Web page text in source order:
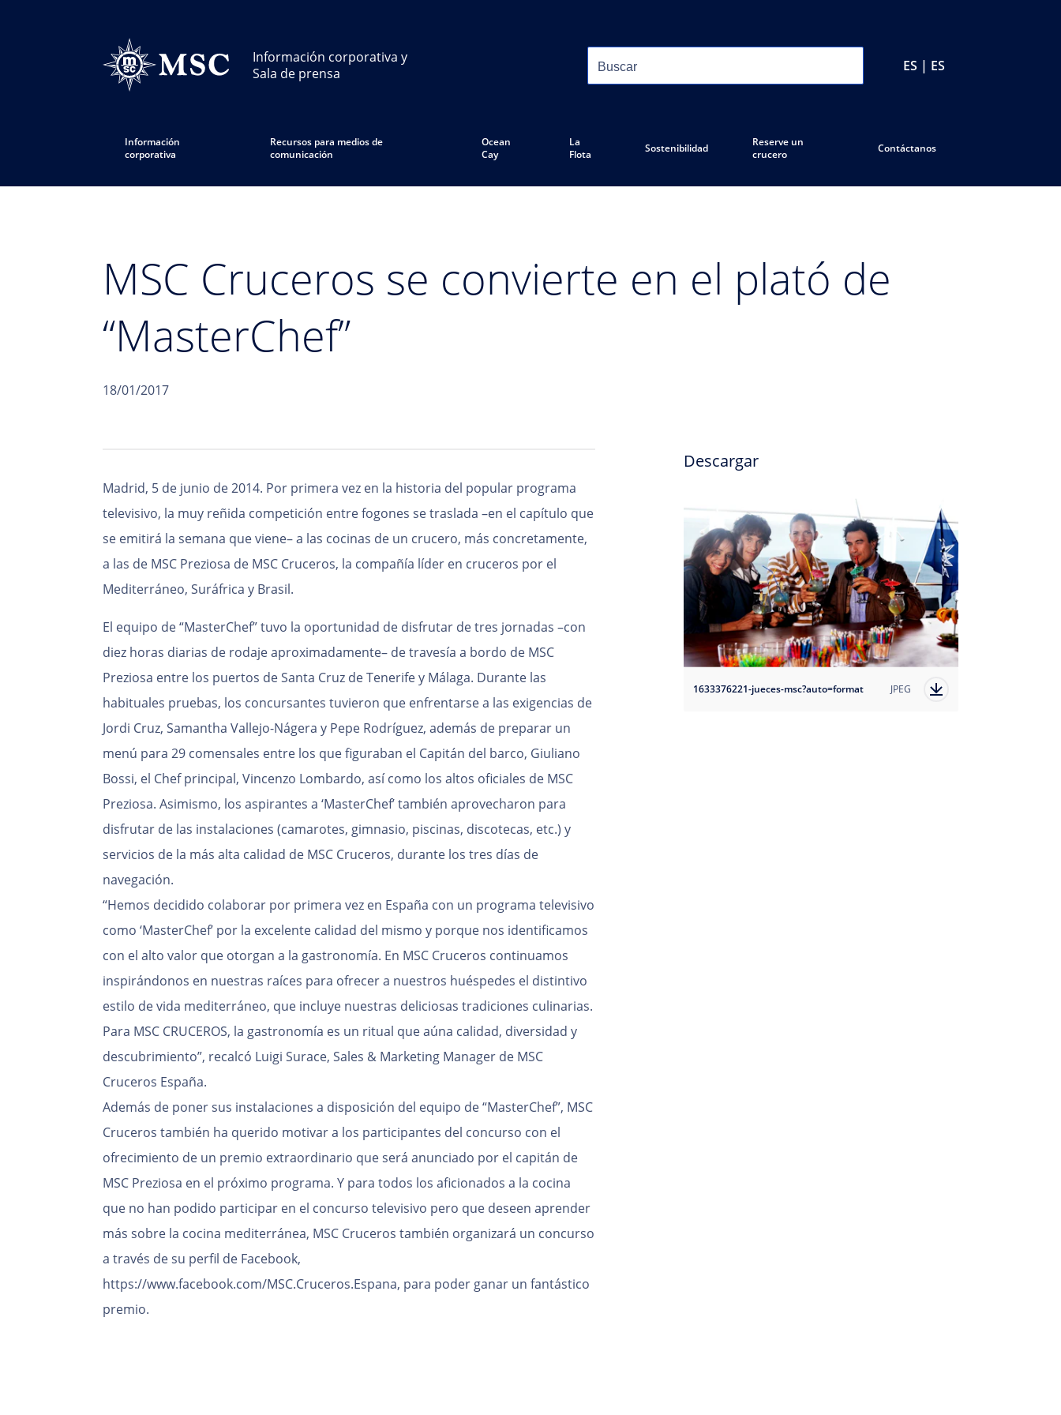
Información corporativa y
Sala de prensa
ES | ES
Información
corporativa
Recursos para medios de
comunicación
Ocean
Cay
La
Flota
Sostenibilidad
Reserve un
crucero
Contáctanos
MSC Cruceros se convierte en el plató de
“MasterChef”
18/01/2017
Madrid, 5 de junio de 2014. Por primera vez en la historia del popular programa
televisivo, la muy reñida competición entre fogones se traslada –en el capítulo que
se emitirá la semana que viene– a las cocinas de un crucero, más concretamente,
a las de MSC Preziosa de MSC Cruceros, la compañía líder en cruceros por el
Mediterráneo, Suráfrica y Brasil.
El equipo de “MasterChef” tuvo la oportunidad de disfrutar de tres jornadas –con
diez horas diarias de rodaje aproximadamente– de travesía a bordo de MSC
Preziosa entre los puertos de Santa Cruz de Tenerife y Málaga. Durante las
habituales pruebas, los concursantes tuvieron que enfrentarse a las exigencias de
Jordi Cruz, Samantha Vallejo-Nágera y Pepe Rodríguez, además de preparar un
menú para 29 comensales entre los que figuraban el Capitán del barco, Giuliano
Bossi, el Chef principal, Vincenzo Lombardo, así como los altos oficiales de MSC
Preziosa. Asimismo, los aspirantes a ‘MasterChef’ también aprovecharon para
disfrutar de las instalaciones (camarotes, gimnasio, piscinas, discotecas, etc.) y
servicios de la más alta calidad de MSC Cruceros, durante los tres días de
navegación.
“Hemos decidido colaborar por primera vez en España con un programa televisivo
como ‘MasterChef’ por la excelente calidad del mismo y porque nos identificamos
con el alto valor que otorgan a la gastronomía. En MSC Cruceros continuamos
inspirándonos en nuestras raíces para ofrecer a nuestros huéspedes el distintivo
estilo de vida mediterráneo, que incluye nuestras deliciosas tradiciones culinarias.
Para MSC CRUCEROS, la gastronomía es un ritual que aúna calidad, diversidad y
descubrimiento”, recalcó Luigi Surace, Sales & Marketing Manager de MSC
Cruceros España.
Además de poner sus instalaciones a disposición del equipo de “MasterChef”, MSC
Cruceros también ha querido motivar a los participantes del concurso con el
ofrecimiento de un premio extraordinario que será anunciado por el capitán de
MSC Preziosa en el próximo programa. Y para todos los aficionados a la cocina
que no han podido participar en el concurso televisivo pero que deseen aprender
más sobre la cocina mediterránea, MSC Cruceros también organizará un concurso
a través de su perfil de Facebook,
https://www.facebook.com/MSC.Cruceros.Espana, para poder ganar un fantástico
premio.
Descargar
1633376221-jueces-msc?auto=format JPEG